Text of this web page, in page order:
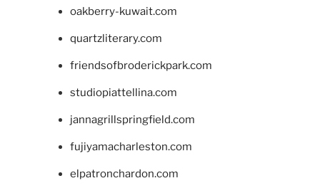
oakberry-kuwait.com
quartzliterary.com
friendsofbroderickpark.com
studiopiattellina.com
jannagrillspringfield.com
fujiyamacharleston.com
elpatronchardon.com